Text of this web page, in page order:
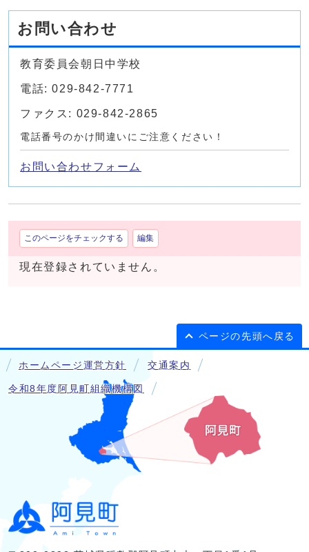
お問い合わせ
教育委員会朝日中学校
電話: 029-842-7771
ファクス: 029-842-2865
電話番号のかけ間違いにご注意ください！
お問い合わせフォーム
このページをチェックする 編集
現在登録されていません。
ページの先頭へ戻る
ホームページ運営方針 交通案内
令和8年度阿見町組織機構図